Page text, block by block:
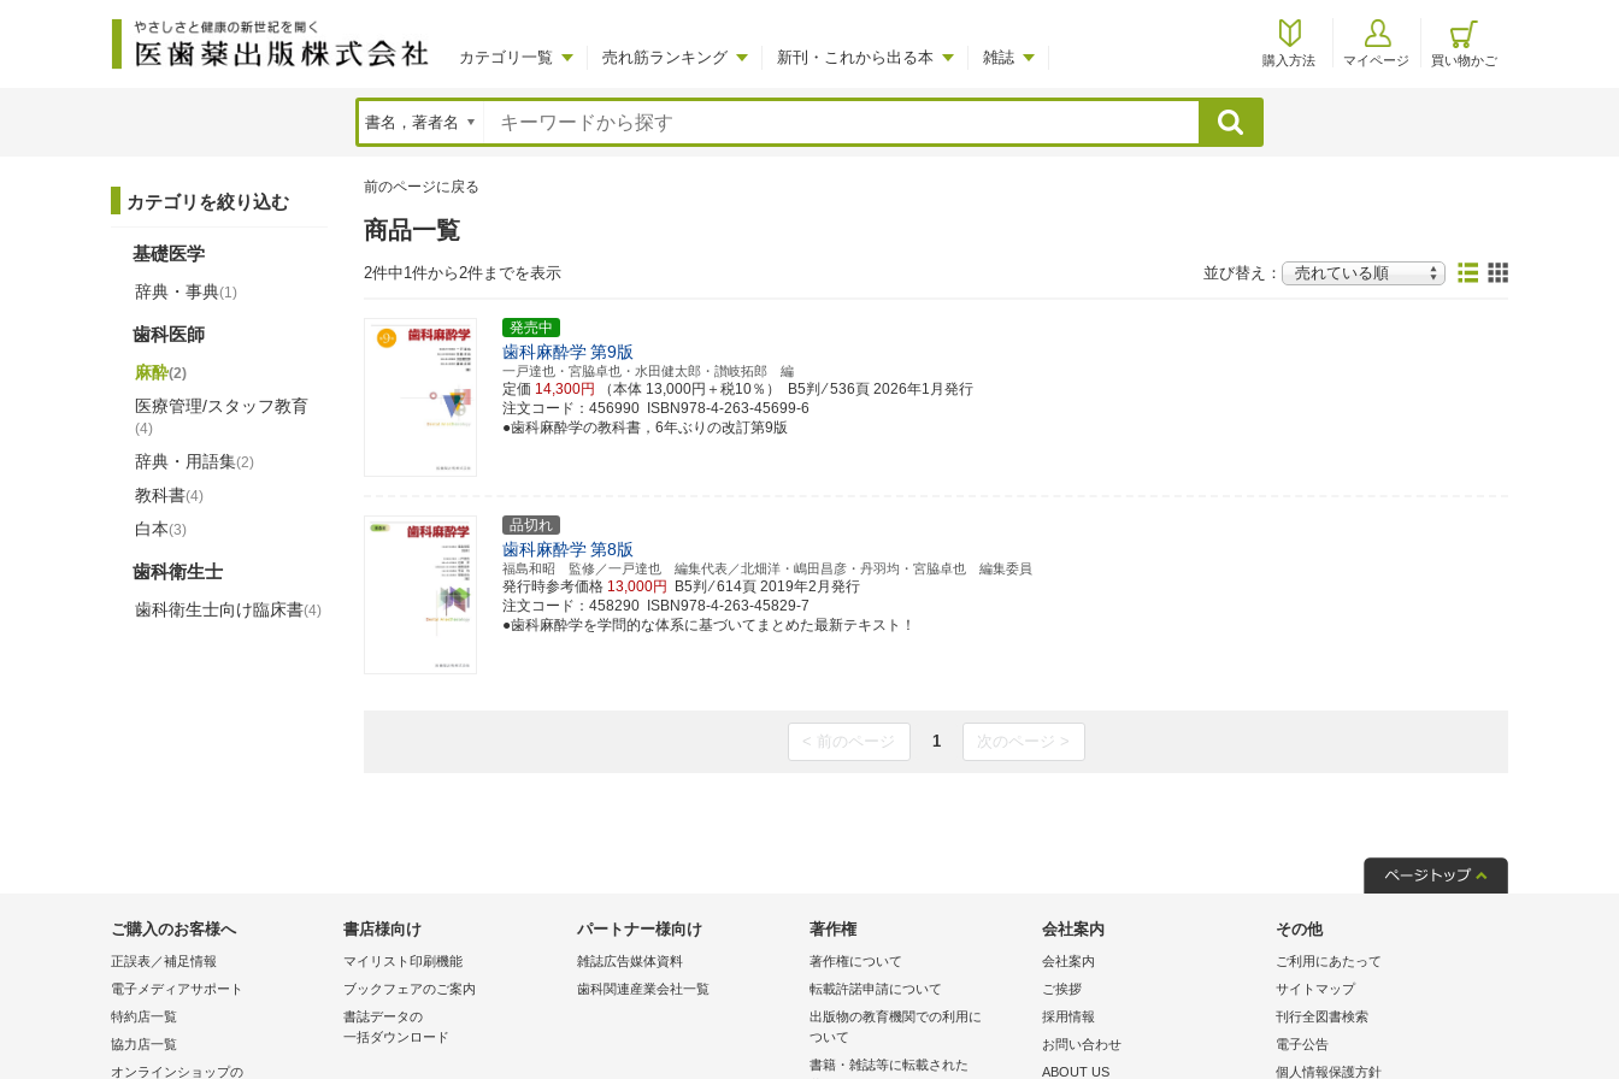
カテゴリ一覧 売れ筋ランキング 新刊・これから出る本 雑誌 購入方法 マイページ 買い物かご
検索
前のページに戻る
商品一覧
2件中1件から2件までを表示 並び替え：
発売中
歯科麻酔学第9版
一戸達也・宮脇卓也・水田健太郎・讃岐拓郎 編
定価 14,300円 （本体 13,000円＋税10％） B5判 ⁄ 536頁 2026年1月発行
注文コード：456990 ISBN978-4-263-45699-6
●歯科麻酔学の教科書，6年ぶりの改訂第9版
品切れ
歯科麻酔学第8版
福島和昭 監修／一戸達也 編集代表／北畑洋・嶋田昌彦・丹羽均・宮脇卓也 編集委員
発行時参考価格 13,000円 B5判 ⁄ 614頁 2019年2月発行
注文コード：458290 ISBN978-4-263-45829-7
●歯科麻酔学を学問的な体系に基づいてまとめた最新テキスト！
< 前のページ 1 次のページ >
カテゴリを絞り込む
基礎医学
辞典・事典(1)
歯科医師
麻酔(2)
医療管理/スタッフ教育
(4)
辞典・用語集(2)
教科書(4)
白本(3)
歯科衛生士
歯科衛生士向け臨床書(4)
ご購入のお客様へ
正誤表／補足情報
電子メディアサポート
特約店一覧
協力店一覧
オンラインショップの
書店様向け
マイリスト印刷機能
ブックフェアのご案内
書誌データの
一括ダウンロード
パートナー様向け
雑誌広告媒体資料
歯科関連産業会社一覧
著作権
著作権について
転載許諾申請について
出版物の教育機関での利用に
ついて
書籍・雑誌等に転載された
会社案内
会社案内
ご挨拶
採用情報
お問い合わせ
ABOUT US
その他
ご利用にあたって
サイトマップ
刊行全図書検索
電子公告
個人情報保護方針